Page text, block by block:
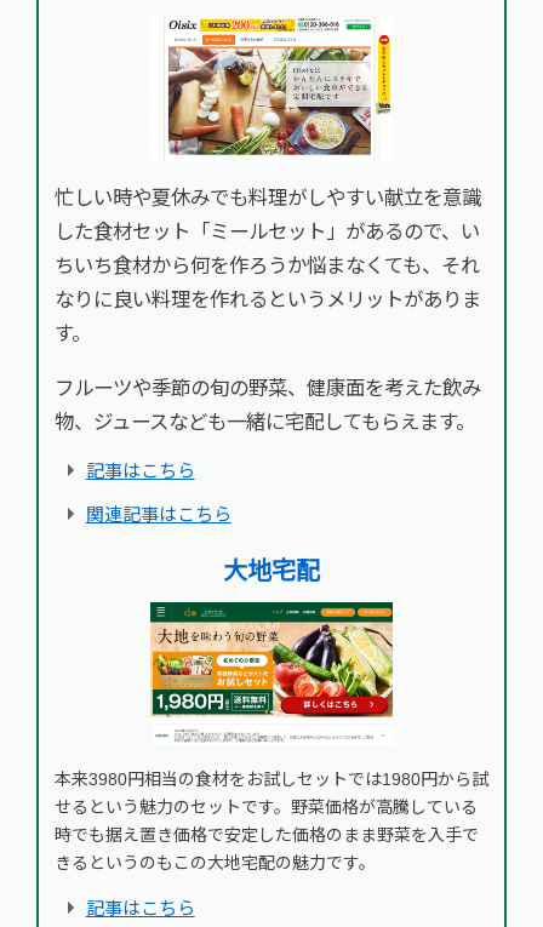
忙しい時や夏休みでも料理がしやすい献立を意識
した食材セット「ミールセット」があるので、い
ちいち食材から何を作ろうか悩まなくても、それ
なりに良い料理を作れるというメリットがありま
す。
フルーツや季節の旬の野菜、健康面を考えた飲み
物、ジュースなども一緒に宅配してもらえます。
記事はこちら
関連記事はこちら
大地宅配
本来3980円相当の食材をお試しセットでは1980円から試
せるという魅力のセットです。野菜価格が高騰している
時でも据え置き価格で安定した価格のまま野菜を入手で
きるというのもこの大地宅配の魅力です。
記事はこちら